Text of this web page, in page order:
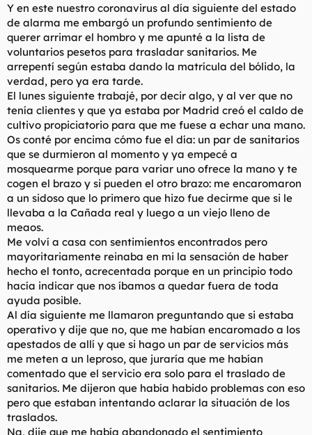
Y en este nuestro coronavirus al día siguiente del estado
de alarma me embargó un profundo sentimiento de
querer arrimar el hombro y me apunté a la lista de
voluntarios pesetos para trasladar sanitarios. Me
arrepentí según estaba dando la matrícula del bólido, la
verdad, pero ya era tarde.
El lunes siguiente trabajé, por decir algo, y al ver que no
tenía clientes y que ya estaba por Madrid creó el caldo de
cultivo propiciatorio para que me fuese a echar una mano.
Os conté por encima cómo fue el día: un par de sanitarios
que se durmieron al momento y ya empecé a
mosquearme porque para variar uno ofrece la mano y te
cogen el brazo y si pueden el otro brazo: me encaromaron
a un sidoso que lo primero que hizo fue decirme que si le
llevaba a la Cañada real y luego a un viejo lleno de
meaos.
Me volví a casa con sentimientos encontrados pero
mayoritariamente reinaba en mi la sensación de haber
hecho el tonto, acrecentada porque en un principio todo
hacía indicar que nos íbamos a quedar fuera de toda
ayuda posible.
Al día siguiente me llamaron preguntando que si estaba
operativo y dije que no, que me habían encaromado a los
apestados de allí y que si hago un par de servicios más
me meten a un leproso, que juraría que me habían
comentado que el servicio era solo para el traslado de
sanitarios. Me dijeron que había habido problemas con eso
pero que estaban intentando aclarar la situación de los
traslados.
Na, dije que me había abandonado el sentimiento